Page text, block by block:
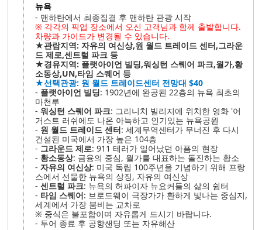
뉴욕
- 맨하탄에서 최종집결 후 맨하탄 관광 시작
※ 각각의 픽업 장소에서 오신 고객님과 함께 출발합니다.
차량과 가이드가 변경될 수 있습니다.
★관람지역: 자유의 여신상,원 월드 트레이드 센터,그라운
드 제로,센트럴 파크 등
★경유지역: 플랫아이언 빌딩,워싱턴 스퀘어 파크,월가,황
소동상,UN,타임 스퀘어 등
★선택관광: 원 월드 트레이드센터 전망대 $40
- 플랫아이언 빌딩: 1902년에 완공된 22층의 뉴욕 최초의
마천루
-워싱턴 스퀘어 파크: 그리니치 빌리지에 위치한 영화 '어
거스트 러쉬에도 나온 아늑하고 인기있는 뉴욕공원
- 원 월드 트레이드 센터: 세계무역센터가 무너진 후 다시
건설된 미국에서 가장 높은 104층
- 그라운드 제로: 911 테러가 일어났던 아픔의 현장
- 황소동상: 금융의 중심, 월가를 대표하는 돌진하는 황소
-자유의 여신상: 미국 독립 100주년을 기념하기 위해 프랑
스에서 선물한 뉴욕의 상징, 자유의 여신상
-센트럴 파크: 뉴욕의 허파이자 뉴요커들의 삶의 쉼터
- 타임 스퀘어: 브로드웨이 극장가가 환하게 빛나는 중심지,
세계에서 가장 붐비는 교차로
※ 중식은 불포함이며 자유롭게 드시기 바랍니다.
- 투어 종료 후 공항샌딩 또는 자유해산